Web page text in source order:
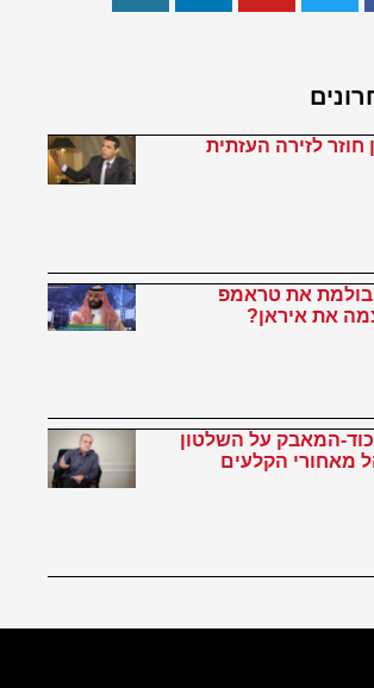
לזירה העזתית
בולמת את טראמפ
את איראן?
המאבק על השלטון
מאחורי הקלעים